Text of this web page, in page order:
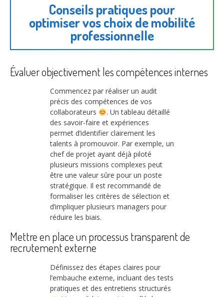
Conseils pratiques pour
optimiser vos choix de mobilité
professionnelle
Évaluer objectivement les compétences internes
Commencez par réaliser un audit
précis des compétences de vos
collaborateurs
. Un tableau détaillé
des savoir-faire et expériences
permet d’identifier clairement les
talents à promouvoir. Par exemple, un
chef de projet ayant déjà piloté
plusieurs missions complexes peut
être une valeur sûre pour un poste
stratégique. Il est recommandé de
formaliser les critères de sélection et
d’impliquer plusieurs managers pour
réduire les biais.
Mettre en place un processus transparent de
recrutement externe
Définissez des étapes claires pour
l’embauche externe, incluant des tests
pratiques et des entretiens structurés